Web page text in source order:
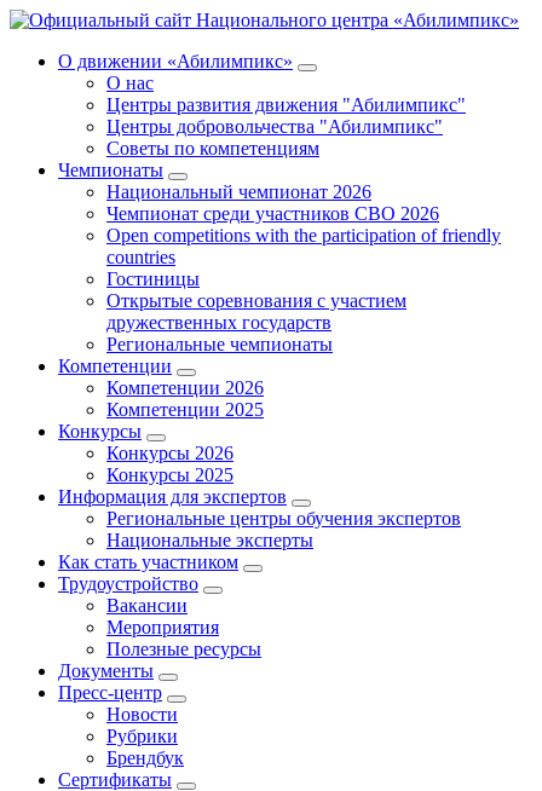
О движении «Абилимпикс»
О нас
Центры развития движения "Абилимпикс"
Центры добровольчества "Абилимпикс"
Советы по компетенциям
Чемпионаты
Национальный чемпионат 2026
Чемпионат среди участников СВО 2026
Open competitions with the participation of friendly
countries
Гостиницы
Открытые соревнования с участием
дружественных государств
Региональные чемпионаты
Компетенции
Компетенции 2026
Компетенции 2025
Конкурсы
Конкурсы 2026
Конкурсы 2025
Информация для экспертов
Региональные центры обучения экспертов
Национальные эксперты
Как стать участником
Трудоустройство
Вакансии
Мероприятия
Полезные ресурсы
Документы
Пресс-центр
Новости
Рубрики
Брендбук
Сертификаты